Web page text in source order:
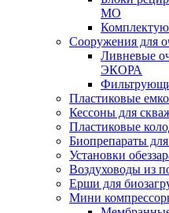
МО
Сооружения для
Ливневые
ЭКОРА
Пластиковые
Кессоны для
Пластиковые
Биопрепараты
Установки
Воздуховоды из
Ерши для
Мини